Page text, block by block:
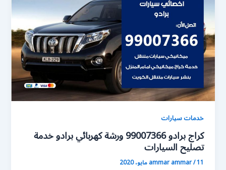
خدمات سيارات
كراج برادو 99007366 ورشة كهربائي برادو خدمة
تصليح السيارات
ammar ammar/11 مايو، 2020